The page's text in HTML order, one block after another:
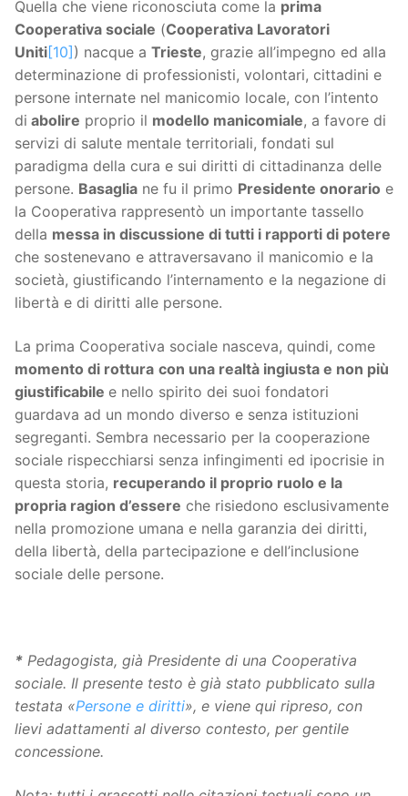
Quella che viene riconosciuta come la prima
Cooperativa sociale (Cooperativa Lavoratori
Uniti[10] ) nacque a Trieste, grazie all’impegno ed alla
determinazione di professionisti, volontari, cittadini e
persone internate nel manicomio locale, con l’intento
di abolire proprio il modello manicomiale, a favore di
servizi di salute mentale territoriali, fondati sul
paradigma della cura e sui diritti di cittadinanza delle
persone. Basaglia ne fu il primo Presidente onorario e
la Cooperativa rappresentò un importante tassello
della messa in discussione di tutti i rapporti di potere
che sostenevano e attraversavano il manicomio e la
società, giustificando l’internamento e la negazione di
libertà e di diritti alle persone.
La prima Cooperativa sociale nasceva, quindi, come
momento di rottura con una realtà ingiusta e non più
giustificabile e nello spirito dei suoi fondatori
guardava ad un mondo diverso e senza istituzioni
segreganti. Sembra necessario per la cooperazione
sociale rispecchiarsi senza infingimenti ed ipocrisie in
questa storia, recuperando il proprio ruolo e la
propria ragion d’essere che risiedono esclusivamente
nella promozione umana e nella garanzia dei diritti,
della libertà, della partecipazione e dell’inclusione
sociale delle persone.
* Pedagogista, già Presidente di una Cooperativa
sociale. Il presente testo è già stato pubblicato sulla
testata «Persone e diritti», e viene qui ripreso, con
lievi adattamenti al diverso contesto, per gentile
concessione.